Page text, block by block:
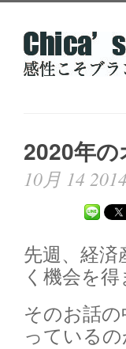
2020年
10月 14
先週、経済
く機会を得
そのお話
っているの